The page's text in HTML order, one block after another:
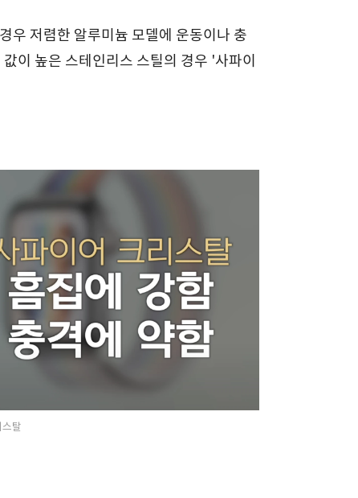
우 저렴한 알루미늄 모델에 운동이나 충
이 높은 스테인리스 스틸의 경우 '사파이
탈